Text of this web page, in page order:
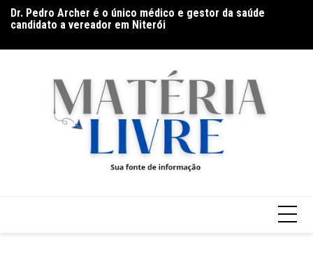
para
conteúdo
Dr. Pedro Archer é o único médico e gestor da saúde
candidato a vereador em Niterói